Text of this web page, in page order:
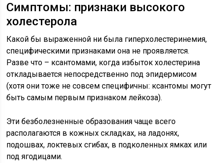
Симптомы: признаки высокого
холестерола
Какой бы выраженной ни была гиперхолестеринемия,
специфическими признаками она не проявляется.
Разве что – ксантомами, когда избыток холестерина
откладывается непосредственно под эпидермисом
(хотя они тоже не совсем специфичны: ксантомы могут
быть самым первым признаком лейкоза).
Эти безболезненные образования чаще всего
располагаются в кожных складках, на ладонях,
подошвах, локтевых сгибах, в подколенных ямках или
под ягодицами.